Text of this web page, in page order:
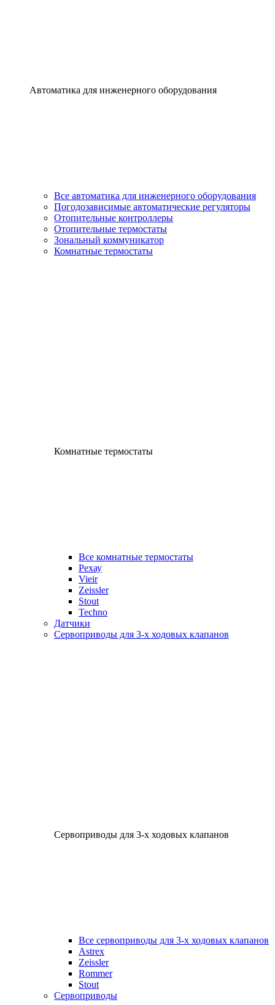
Автоматика для инженерного оборудования
Все автоматика для инженерного оборудования
Погодозависимые автоматические регуляторы
Отопительные контроллеры
Отопительные термостаты
Зональный коммуникатор
Комнатные термостаты
Комнатные термостаты
Все комнатные термостаты
Рехау
Vieir
Zeissler
Stout
Techno
Датчики
Сервоприводы для 3-х ходовых клапанов
Сервоприводы для 3-х ходовых клапанов
Все сервоприводы для 3-х ходовых клапанов
Astrex
Zeissler
Rommer
Stout
Сервоприводы